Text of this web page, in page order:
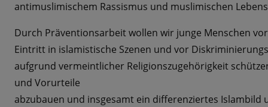
antimuslimischem Rassismus und muslimischen
Durch Präventionsarbeit wollen wir junge Menschen
Eintritt in islamistische Szenen und vor
aufgrund vermeintlicher Religionszugehörigkeit
und Vorurteile
abzubauen und insgesamt ein differenziertes Islambild